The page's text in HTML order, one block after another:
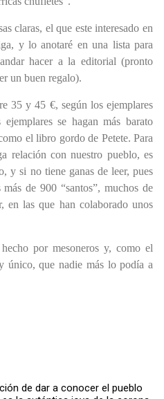
claras, el que este interesado en
y lo anotaré en una lista para
hacer a la editorial (pronto
un buen regalo).
35 y 45 €, según los ejemplares
se hagan más barato
el libro gordo de Petete. Para
relación con nuestro pueblo, es
y si no tiene ganas de leer, pues
de 900 “santos”, muchos de
en las que han colaborado unos
por mesoneros y, como el
único, que nadie más lo podía a
de dar a conocer el pueblo